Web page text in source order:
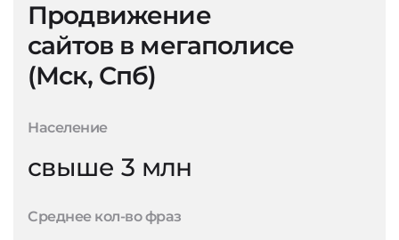
Продвижение
сайтов в мегаполисе
(Мск, Спб)
Население
свыше 3 млн
Среднее кол-во фраз